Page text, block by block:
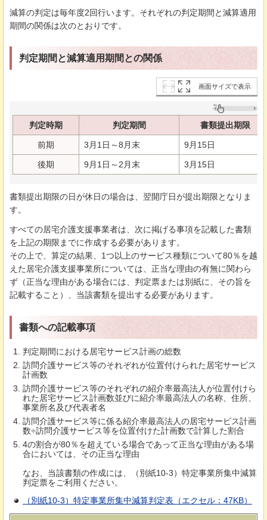
減算の判定は毎年度2回行います。それぞれの判定期間と減算適用
期間の関係は次のとおりです。
判定期間と減算適用期間との関係
画面サイズで表示
判定時期 判定期間 書類提出期限
前期 3月1日～8月末 9月15日
後期 9月1日～2月末 3月15日
書類提出期限の日が休日の場合は、翌開庁日が提出期限となりま
す。
すべての居宅介護支援事業者は、次に掲げる事項を記載した書類
を上記の期限までに作成する必要があります。
その上で、算定の結果、1つ以上のサービス種類について80％を越
えた居宅介護支援事業所については、正当な理由の有無に関わら
ず（正当な理由がある場合には、判定票または別紙に、その旨を
記載すること）、当該書類を提出する必要があります。
書類への記載事項
判定期間における居宅サービス計画の総数
訪問介護サービス等のそれぞれが位置付けられた居宅サービス
計画数
訪問介護サービス等のそれぞれの紹介率最高法人が位置付けら
れた居宅サービス計画数並びに紹介率最高法人の名称、住所、
事業所名及び代表者名
訪問介護サービス等に係る紹介率最高法人の居宅サービス計画
数÷訪問介護サービス等を位置付けた計画数で計算した割合
4の割合が80％を超えている場合であって正当な理由がある場
合においては、その正当な理由
なお、当該書類の作成には、（別紙10-3）特定事業所集中減算
判定票をご利用ください。
（別紙10-3）特定事業所集中減算判定表（エクセル：47KB）